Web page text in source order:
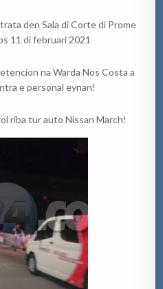
den Sala di Corte di Prome
11 di februari 2021
na Warda Nos Costa a
e personal eynan!
riba tur auto Nissan March!